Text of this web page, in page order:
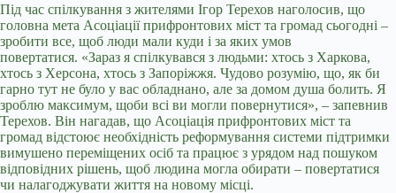
Під час спілкування з жителями Ігор Терехов наголосив, що
головна мета Асоціації прифронтових міст та громад сьогодні –
зробити все, щоб люди мали куди і за яких умов
повертатися. «Зараз я спілкувався з людьми: хтось з Харкова,
хтось з Херсона, хтось з Запоріжжя. Чудово розумію, що, як би
гарно тут не було у вас обладнано, але за домом душа болить. Я
зроблю максимум, щоби всі ви могли повернутися», – запевнив
Терехов. Він нагадав, що Асоціація прифронтових міст та
громад відстоює необхідність реформування системи підтримки
вимушено переміщених осіб та працює з урядом над пошуком
відповідних рішень, щоб людина могла обирати – повертатися
чи налагоджувати життя на новому місці.